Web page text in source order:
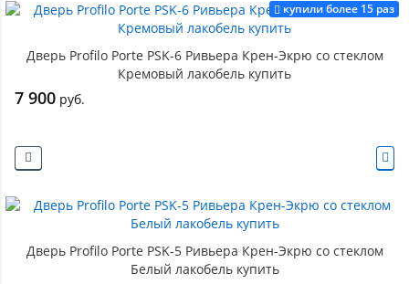
купили более 15 раз
Дверь Profilo Porte PSK-6 Ривьера Крен-Экрю со стеклом
Кремовый лакобель купить
7 900 руб.
Дверь Profilo Porte PSK-5 Ривьера Крен-Экрю со стеклом
Белый лакобель купить